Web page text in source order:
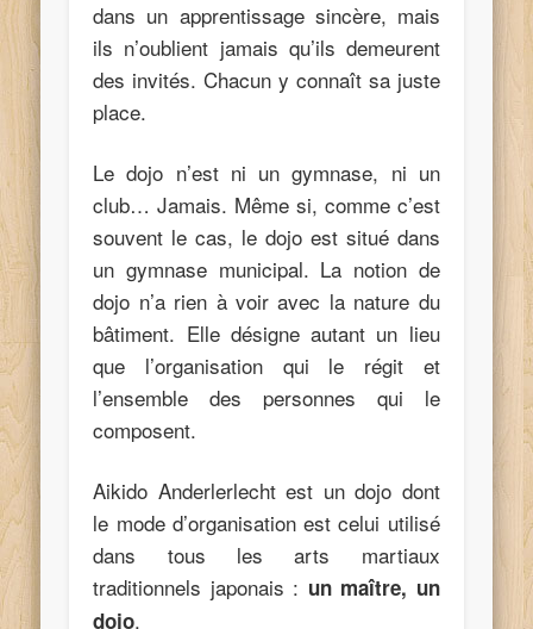
dans un apprentissage sincère, mais
ils n’oublient jamais qu’ils demeurent
des invités. Chacun y connaît sa juste
place.
Le dojo n’est ni un gymnase, ni un
club… Jamais. Même si, comme c’est
souvent le cas, le dojo est situé dans
un gymnase municipal. La notion de
dojo n’a rien à voir avec la nature du
bâtiment. Elle désigne autant un lieu
que l’organisation qui le régit et
l’ensemble des personnes qui le
composent.
Aikido Anderlerlecht est un dojo dont
le mode d’organisation est celui utilisé
dans tous les arts martiaux
traditionnels japonais : un maître, un
dojo.